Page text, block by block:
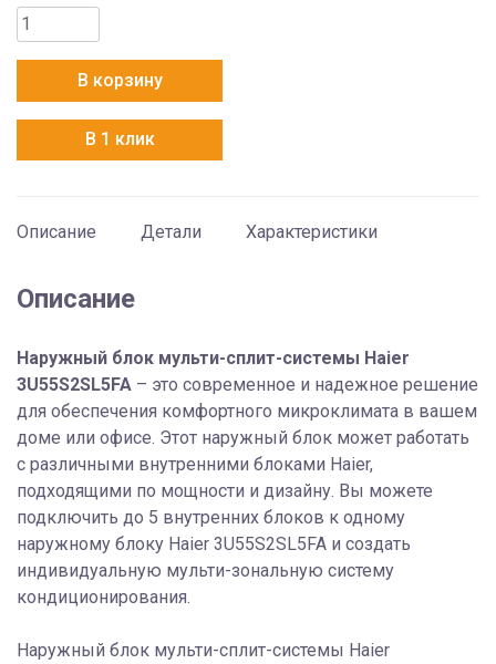
Количество
товара
3U55S2SL5FA
В корзину
В 1 клик
Описание Детали Характеристики
Описание
Наружный блок мульти-сплит-системы Haier
3U55S2SL5FA – это современное и надежное решение
для обеспечения комфортного микроклимата в вашем
доме или офисе. Этот наружный блок может работать
с различными внутренними блоками Haier,
подходящими по мощности и дизайну. Вы можете
подключить до 5 внутренних блоков к одному
наружному блоку Haier 3U55S2SL5FA и создать
индивидуальную мульти-зональную систему
кондиционирования.
Наружный блок мульти-сплит-системы Haier